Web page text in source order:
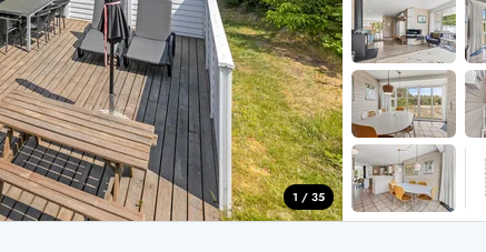
Houvig
Holmsland Klit
Holmsland
Sande
Klegod
Sommerhuse i Søndervig
Sommerhuse i
Sommerhuse i
Sommerhuse i Vedersø
Sommerhuse i Vejers
Sommerhuse i Vester
os
1 / 35